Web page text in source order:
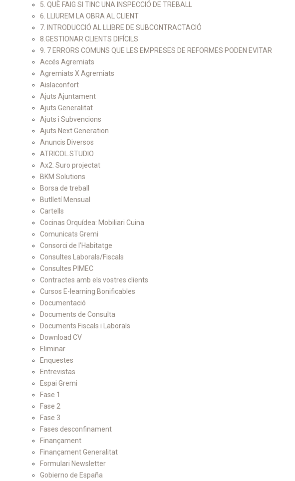
5. QUÈ FAIG SI TINC UNA INSPECCIÓ DE TREBALL
6. LLIUREM LA OBRA AL CLIENT
7. INTRODUCCIÓ AL LLIBRE DE SUBCONTRACTACIÓ
8.GESTIONAR CLIENTS DIFÍCILS
9. 7 ERRORS COMUNS QUE LES EMPRESES DE REFORMES PODEN EVITAR
Accés Agremiats
Agremiats X Agremiats
Aislaconfort
Ajuts Ajuntament
Ajuts Generalitat
Ajuts i Subvencions
Ajuts Next Generation
Anuncis Diversos
ATRICOL.STUDIO
Ax2: Suro projectat
BKM Solutions
Borsa de treball
Butlletí Mensual
Cartells
Cocinas Orquídea: Mobiliari Cuina
Comunicats Gremi
Consorci de l’Habitatge
Consultes Laborals/Fiscals
Consultes PIMEC
Contractes amb els vostres clients
Cursos E-learning Bonificables
Documentació
Documents de Consulta
Documents Fiscals i Laborals
Download CV
Eliminar
Enquestes
Entrevistas
Espai Gremi
Fase 1
Fase 2
Fase 3
Fases desconfinament
Finançament
Finançament Generalitat
Formulari Newsletter
Gobierno de España